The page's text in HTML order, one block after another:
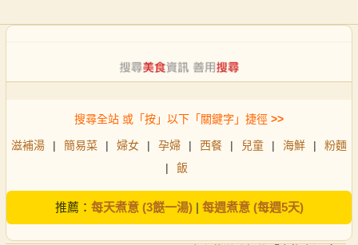
搜尋全站 或「按」以下「關鍵字」捷徑 >>
滋補湯 | 簡易菜 | 婦女 | 孕婦 | 西餐 | 兒童 | 海鮮 |
粉麵
|
飯
推薦： 每天煮意 (3餸一湯)| 每週煮意 (每週5天)